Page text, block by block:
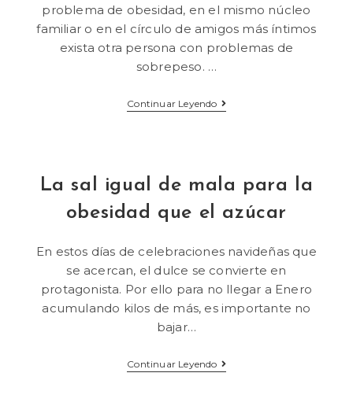
problema de obesidad, en el mismo núcleo
familiar o en el círculo de amigos más íntimos
exista otra persona con problemas de
sobrepeso. …
Continuar Leyendo
La sal igual de mala para la
obesidad que el azúcar
En estos días de celebraciones navideñas que
se acercan, el dulce se convierte en
protagonista. Por ello para no llegar a Enero
acumulando kilos de más, es importante no
bajar…
Continuar Leyendo